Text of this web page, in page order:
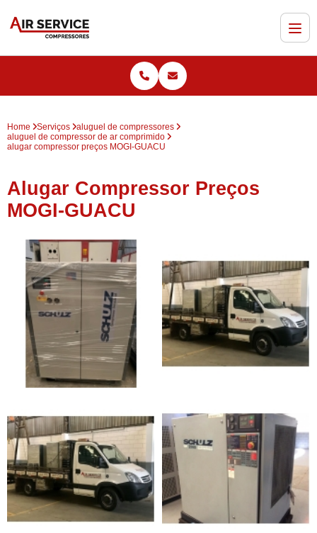
Home Serviços
aluguel de compressores
aluguel de compressor de ar comprimido
alugar compressor preços MOGI-GUACU
Alugar Compressor Preços
MOGI-GUACU